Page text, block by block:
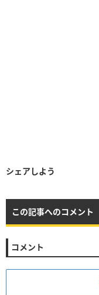
シェアしよう
この記事へのコメント
コメント